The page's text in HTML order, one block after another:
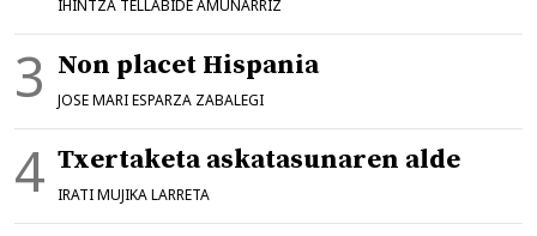
IHINTZA TELLABIDE AMUNARRIZ
Non placet Hispania
JOSE MARI ESPARZA ZABALEGI
Txertaketa askatasunaren alde
IRATI MUJIKA LARRETA